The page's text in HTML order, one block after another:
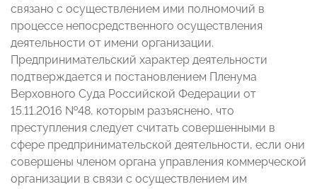
связано с осуществлением ими полномочий в
процессе непосредственного осуществления
деятельности от имени организации.
Предпринимательский характер деятельности
подтверждается и постановлением Пленума
Верховного Суда Российской Федерации от
15.11.2016 №48, которым разъяснено, что
преступления следует считать совершенными в
сфере предпринимательской деятельности, если они
совершены членом органа управления коммерческой
организации в связи с осуществлением им